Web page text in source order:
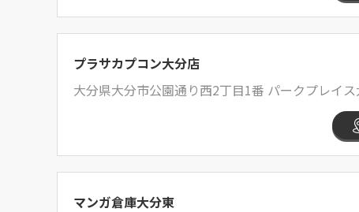
プラサカプコン大分店
大分県大分市公園通り西2丁目1番 パークプレイ
マンガ倉庫大分東